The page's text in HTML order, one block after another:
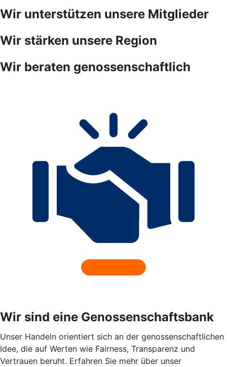
Wir unterstützen unsere Mitglieder
Wir stärken unsere Region
Wir beraten genossenschaftlich
Wir sind eine Genossenschaftsbank
Unser Handeln orientiert sich an der genossenschaftlichen
Idee, die auf Werten wie Fairness, Transparenz und
Vertrauen beruht. Erfahren Sie mehr über unser